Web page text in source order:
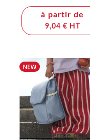
à partir de
9,04 € HT
Sac isotherme pour